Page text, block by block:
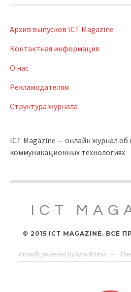
Архив выпусков ICT Magazine
Контактная информация
О нас
Рекламодателям
Структура журнала
ICT Magazine — онлайн журнал
коммуникационных технологиях
ICT
© 2015 ICT MAGAZINE.
Proudly powered by WordPress —